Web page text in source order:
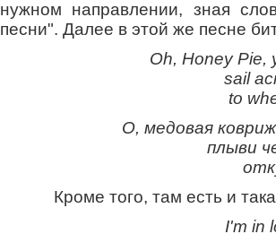
нужном направлении, зная
песни". Далее в этой же песне
Oh, Honey Pie,
sail
to
О, медовая
плыви
Кроме того, там есть и
I'm in